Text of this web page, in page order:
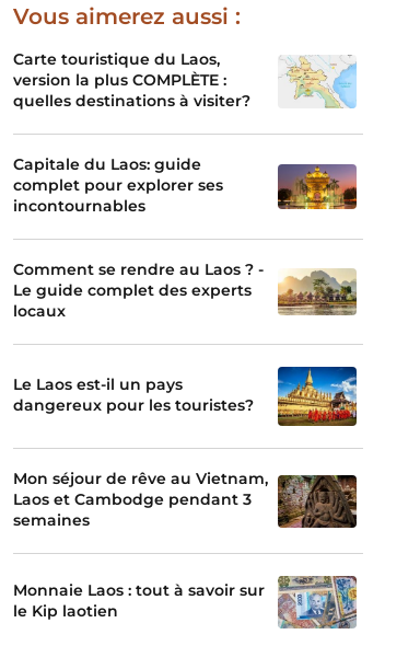
Vous aimerez aussi :
Carte touristique du Laos,
version la plus COMPLÈTE :
quelles destinations à visiter?
Capitale du Laos: guide
complet pour explorer ses
incontournables
Comment se rendre au Laos ? -
Le guide complet des experts
locaux
Le Laos est-il un pays
dangereux pour les touristes?
Mon séjour de rêve au Vietnam,
Laos et Cambodge pendant 3
semaines
Monnaie Laos : tout à savoir sur
le Kip laotien